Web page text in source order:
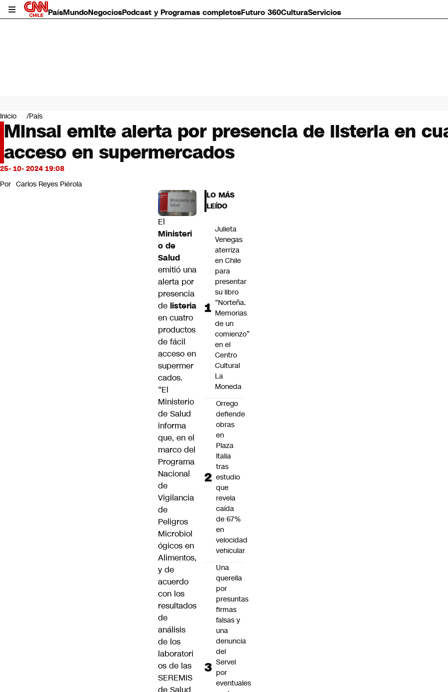
PaísMundoNegociosPodcast y Programas completosFuturo 360CulturaServicios
Mundo
Negocios
Deportes
Programas completos
Cultura
Servicios
Bits
CNN Data
Inicio País
Minsal emite alerta por presencia de listeria en
acceso en supermercados
25- 10- 2024 19:08
Por Carlos Reyes Piérola
El
Ministeri
o de
Salud
emitió una
alerta por
presencia
de listeria
en cuatro
productos
de fácil
acceso en
supermer
cados.
“El
Ministerio
de Salud
informa
que, en el
marco del
Programa
Nacional
de
Vigilancia
de
Peligros
Microbiol
ógicos en
Alimentos,
y de
acuerdo
con los
resultados
de
análisis
de los
laboratori
os de las
SEREMIS
de Salud
LO MÁS
LEÍDO
Julieta
Venegas
aterriza
en Chile
para
presentar
su libro
“Norteña.
Memorias
de un
comienzo”
en el
Centro
Cultural
La
Moneda
Orrego
defiende
obras
en
Plaza
Italia
tras
estudio
que
revela
caída
de 67%
en
velocidad
vehicular
Una
querella
por
presuntas
firmas
falsas y
una
denuncia
del
Servel
por
eventuales